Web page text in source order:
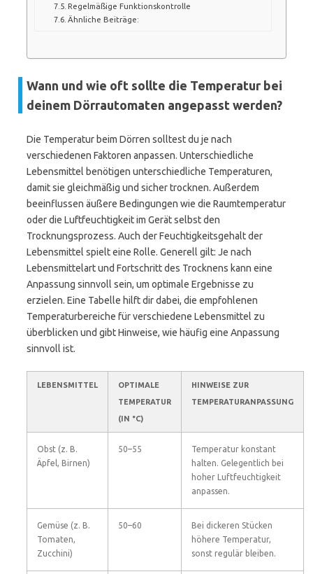
Regelmäßige Funktionskontrolle
Ähnliche Beiträge:
Wann und wie oft sollte die Temperatur bei
deinem Dörrautomaten angepasst werden?
Die Temperatur beim Dörren solltest du je nach
verschiedenen Faktoren anpassen. Unterschiedliche
Lebensmittel benötigen unterschiedliche Temperaturen,
damit sie gleichmäßig und sicher trocknen. Außerdem
beeinflussen äußere Bedingungen wie die Raumtemperatur
oder die Luftfeuchtigkeit im Gerät selbst den
Trocknungsprozess. Auch der Feuchtigkeitsgehalt der
Lebensmittel spielt eine Rolle. Generell gilt: Je nach
Lebensmittelart und Fortschritt des Trocknens kann eine
Anpassung sinnvoll sein, um optimale Ergebnisse zu
erzielen. Eine Tabelle hilft dir dabei, die empfohlenen
Temperaturbereiche für verschiedene Lebensmittel zu
überblicken und gibt Hinweise, wie häufig eine Anpassung
sinnvoll ist.
LEBENSMITTEL
OPTIMALE
TEMPERATUR
(IN °C)
HINWEISE ZUR
TEMPERATURANPASSUNG
Obst (z. B.
Äpfel, Birnen)
50–55
Temperatur konstant
halten. Gelegentlich bei
hoher Luftfeuchtigkeit
anpassen.
Gemüse (z. B.
Tomaten,
Zucchini)
50–60
Bei dickeren Stücken
höhere Temperatur,
sonst regulär bleiben.